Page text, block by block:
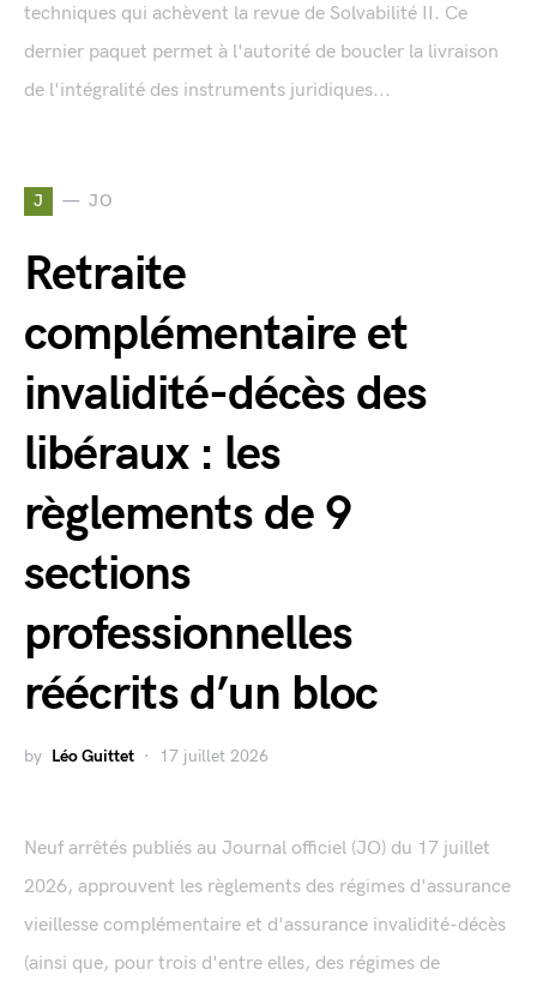
techniques qui achèvent la revue de Solvabilité II. Ce
dernier paquet permet à l'autorité de boucler la livraison
de l'intégralité des instruments juridiques...
J JO
Retraite
complémentaire et
invalidité-décès des
libéraux : les
règlements de 9
sections
professionnelles
réécrits d’un bloc
by Léo Guittet 17 juillet 2026
Neuf arrêtés publiés au Journal officiel (JO) du 17 juillet
2026, approuvent les règlements des régimes d'assurance
vieillesse complémentaire et d'assurance invalidité-décès
(ainsi que, pour trois d'entre elles, des régimes de